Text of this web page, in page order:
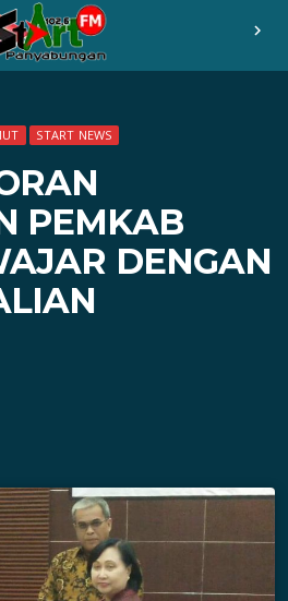
chevron_right
START NEWS
PEMKAB
DENGAN